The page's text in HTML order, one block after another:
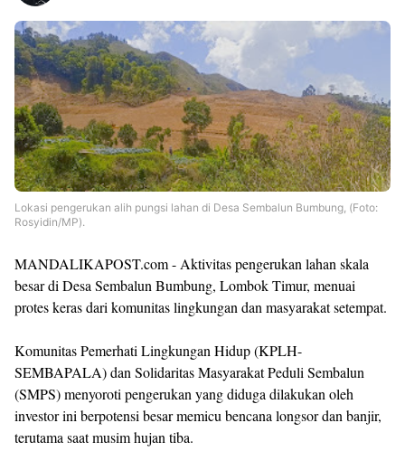
Lokasi pengerukan alih pungsi lahan di Desa Sembalun Bumbung, (Foto:
Rosyidin/MP).
MANDALIKAPOST.com - Aktivitas pengerukan lahan skala
besar di Desa Sembalun Bumbung, Lombok Timur, menuai
protes keras dari komunitas lingkungan dan masyarakat setempat.
Komunitas Pemerhati Lingkungan Hidup (KPLH-
SEMBAPALA) dan Solidaritas Masyarakat Peduli Sembalun
(SMPS) menyoroti pengerukan yang diduga dilakukan oleh
investor ini berpotensi besar memicu bencana longsor dan banjir,
terutama saat musim hujan tiba.